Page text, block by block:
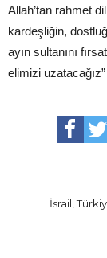
Allah’tan rahmet
kardeşliğin,
ayın sultanını
elimizi
İsrail,